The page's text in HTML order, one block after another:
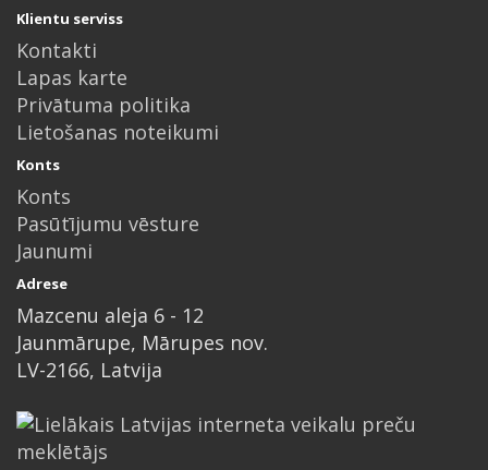
Klientu serviss
Kontakti
Lapas karte
Privātuma politika
Lietošanas noteikumi
Konts
Konts
Pasūtījumu vēsture
Jaunumi
Adrese
Mazcenu aleja 6 - 12
Jaunmārupe, Mārupes nov.
LV-2166, Latvija